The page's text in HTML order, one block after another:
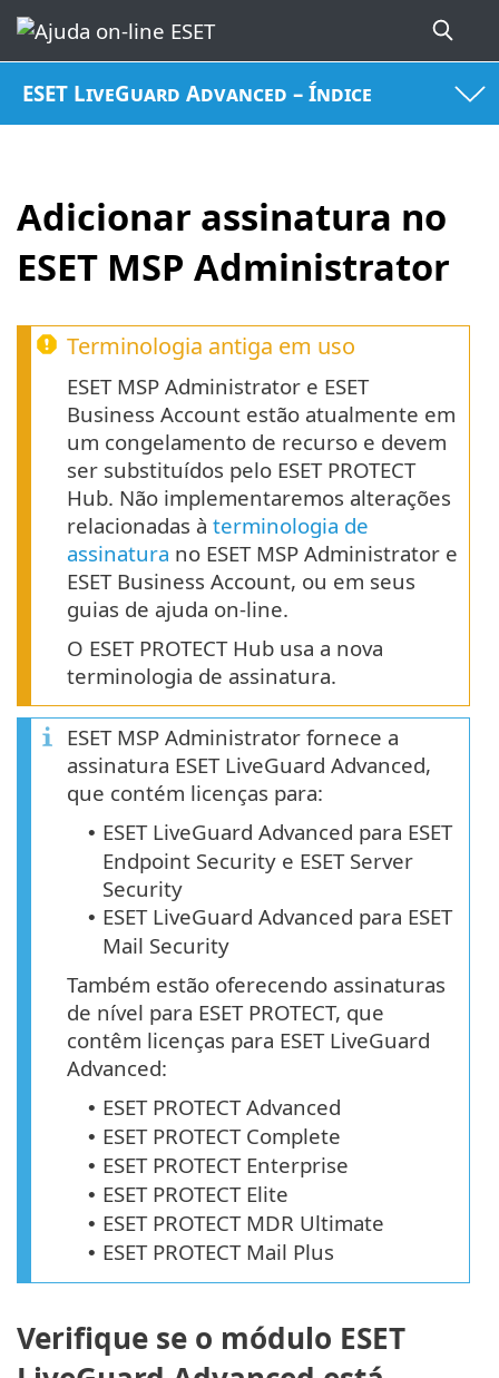
ESET LiveGuard Advanced – Índice
Adicionar assinatura no
ESET MSP Administrator
Terminologia antiga em uso
ESET MSP Administrator e ESET
Business Account estão atualmente em
um congelamento de recurso e devem
ser substituídos pelo ESET PROTECT
Hub. Não implementaremos alterações
relacionadas à terminologia de
assinatura no ESET MSP Administrator e
ESET Business Account, ou em seus
guias de ajuda on-line.
O ESET PROTECT Hub usa a nova
terminologia de assinatura.
ESET MSP Administrator fornece a
assinatura ESET LiveGuard Advanced,
que contém licenças para:
• ESET LiveGuard Advanced para ESET
Endpoint Security e ESET Server
Security
• ESET LiveGuard Advanced para ESET
Mail Security
Também estão oferecendo assinaturas
de nível para ESET PROTECT, que
contêm licenças para ESET LiveGuard
Advanced:
• ESET PROTECT Advanced
• ESET PROTECT Complete
• ESET PROTECT Enterprise
• ESET PROTECT Elite
• ESET PROTECT MDR Ultimate
• ESET PROTECT Mail Plus
Verifique se o módulo ESET